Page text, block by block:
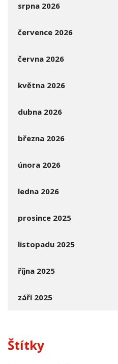
srpna 2026
července 2026
června 2026
května 2026
dubna 2026
března 2026
února 2026
ledna 2026
prosince 2025
listopadu 2025
října 2025
září 2025
Štítky